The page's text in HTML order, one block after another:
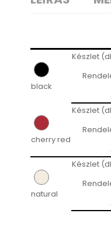
black
Készlet
cherry red
Készlet
natural
Készlet